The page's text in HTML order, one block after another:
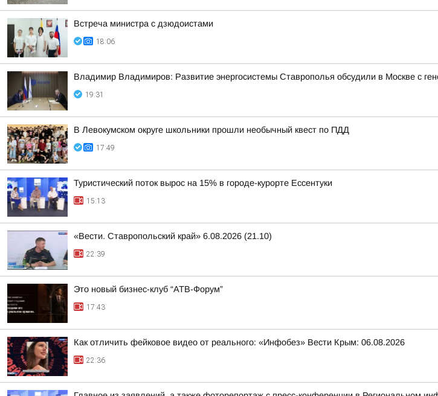
Встреча министра с дзюдоистами
18:06
Владимир Владимиров: Развитие энергосистемы Ставрополья обсудили в Москве с
19:31
В Левокумском округе школьники прошли необычный квест по ПДД
17:49
Туристический поток вырос на 15% в городе-курорте Ессентуки
15:13
«Вести. Ставропольский край» 6.08.2026 (21.10)
22:39
Это новый бизнес-клуб “АТВ-Форум”
17:43
Как отличить фейковое видео от реального: «Инфобез» Вести Крым: 06.08.2026
22:36